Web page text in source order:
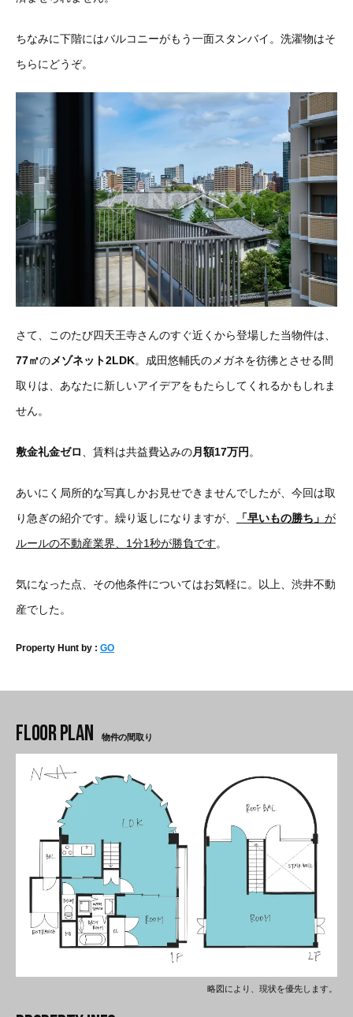
ちなみに下階にはバルコニーがもう一面スタンバイ。洗濯物はそ
ちらにどうぞ。
さて、このたび四天王寺さんのすぐ近くから登場した当物件は、
77㎡のメゾネット2LDK。成田悠輔氏のメガネを彷彿とさせる間
取りは、あなたに新しいアイデアをもたらしてくれるかもしれま
せん。
敷金礼金ゼロ 、賃料は共益費込みの月額17万円 。
あいにく局所的な写真しかお見せできませんでしたが、今回は取
り急ぎの紹介です。繰り返しになりますが、
「早いもの勝ち」 が
ルールの不動産業界、1分1秒が勝負です。
気になった点、その他条件についてはお気軽に。以上、渋井不動
産でした。
Property Hunt by : GO
物件の間取り
略図により、現状を優先します。